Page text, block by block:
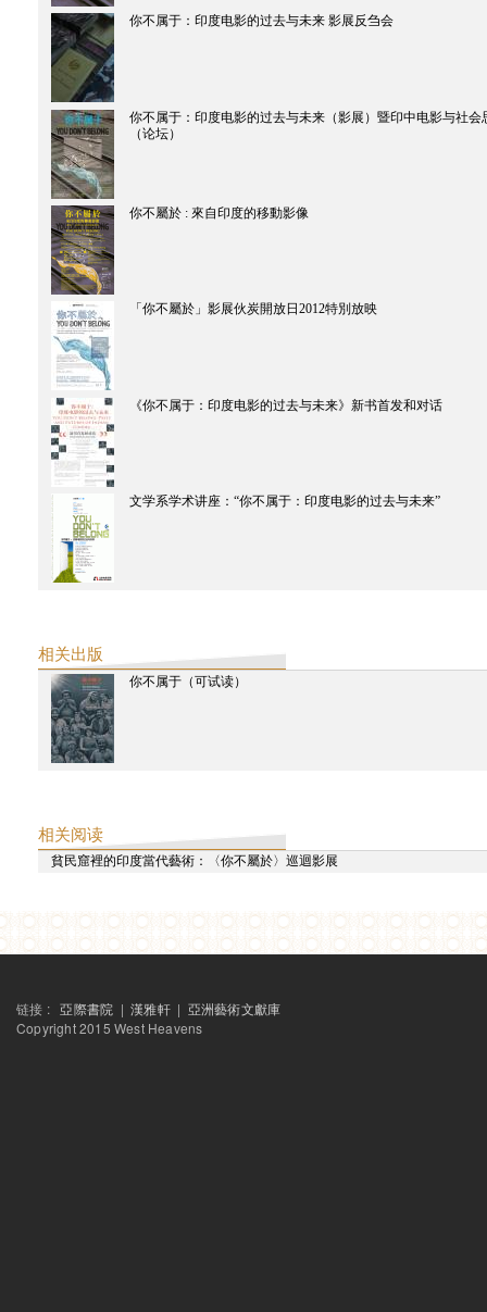
补时展览手册
下载
2012
精品购物指南
从西天到中土 为何人人都爱“宝莱坞”
南都周刊
宝莱坞之外的印度电影
破報
貧民窟裡的印度當代藝術：〈你不屬於〉巡迴影展
外滩画报
赵川：为什么“我”要在纪录片里说话
东方早报
贫民窟隐喻中的印度电影与政治学
破報
緊箍咒下現代唐三藏的西天中土
艺讯中国
杨福东谈艺术旅行项目 “有限的知识”
2011
《你不属于》影展排片
下载
《你不属于》影展手册
下载
良友纪录
作为证言的纪录片：纪录片图像和权利的语言（桑贾伊·卡克、赵亮和张
新国际
西天不是西方——回應阿席斯·南迪
读书
如果泰戈尔今天来华
新京报
阿希什·拉贾德雅克萨：归属感是印度电影核心话题
当代艺术与投资
以发行来“持续抵抗” ──与印度纪录片发行人迦琪·森的对话
东方早报
“用影像打破幻境，让观众看到真实” 专访印度纪录片《我们如何欢庆自
桑贾伊·卡克
南方都市报
陌生的相遇：印度独立电影在中国
艺术世界
从西天到中土
艺术观点
回顾西天 & 進行式中的「西天中土」
南方都市报
张颂仁：思考印度为了自明
你不属于：印度电影的过去与未来 影展反刍会
你不属于：印度电影的过去与未来（影展）暨印中电影与社会
（论坛）
你不屬於 : 來自印度的移動影像
「你不屬於」影展伙炭開放日2012特別放映
《你不属于：印度电影的过去与未来》新书首发和对话
文学系学术讲座：“你不属于：印度电影的过去与未来”
相关出版
你不属于（可试读）
相关阅读
貧民窟裡的印度當代藝術：〈你不屬於〉巡迴影展
链接 :亞際書院 |漢雅軒 | 亞洲藝術文獻庫
Copyright 2015 West Heavens